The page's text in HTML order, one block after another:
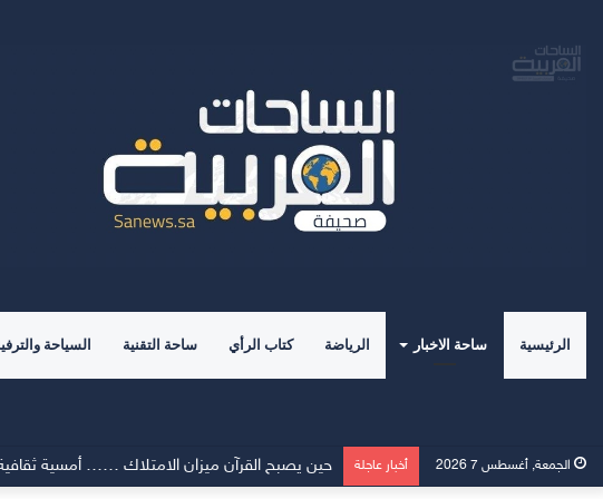
الرئيسية ساحة الاخبار الرياضة كتاب الرأي ساحة التقنية السياحة
الجمعة, أغسطس 7 2026 أخبار عاجلة حين يصبح القرآن ميزان الامتلاك …… أمسية